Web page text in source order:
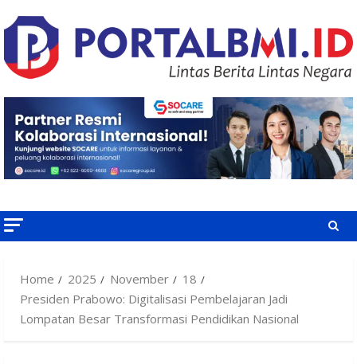
to
content
Home 2025 November
18
Presiden Prabowo: Digitalisasi Pembelajaran Jadi
Lompatan Besar Transformasi Pendidikan Nasional